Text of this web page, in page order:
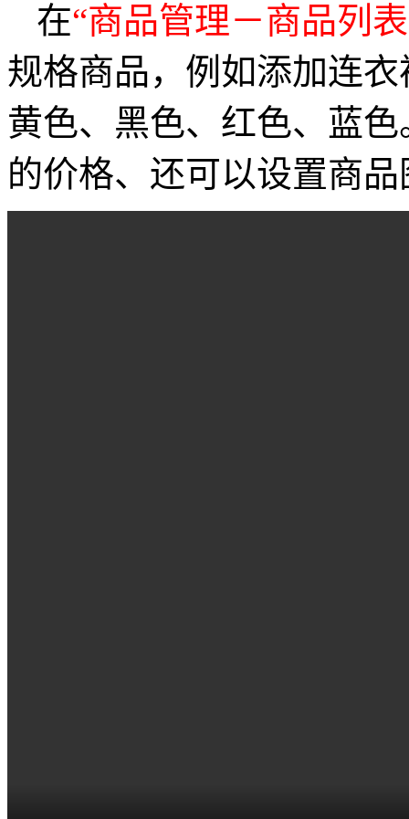
在“商品管理－商品列
规格商品，例如添加连
黄色、黑色、红色、蓝
的价格、还可以设置商